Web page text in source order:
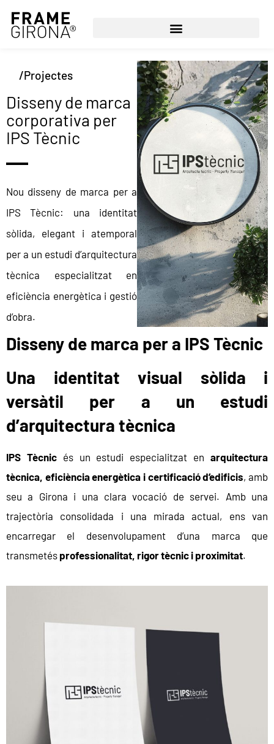
/Projectes
Disseny de marca
corporativa per
IPS Tècnic
Nou disseny de marca per a
IPS Tècnic: una identitat
sòlida, elegant i atemporal
per a un estudi d’arquitectura
tècnica especialitzat en
eficiència energètica i gestió
d’obra.
Disseny de marca per a IPS Tècnic
Una identitat visual sòlida i
versàtil per a un estudi
d’arquitectura tècnica
IPS Tècnicés un estudi especialitzat enarquitectura
tècnica, eficiència energètica i certificació d’edificis, amb
seu a Girona i una clara vocació de servei. Amb una
trajectòria consolidada i una mirada actual, ens van
encarregar el desenvolupament d’una marca que
transmetés professionalitat, rigor tècnic i proximitat.